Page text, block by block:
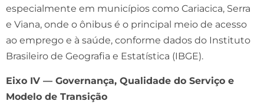
especialmente em municípios como Cariacica, Serra
e Viana, onde o ônibus é o principal meio de acesso
ao emprego e à saúde, conforme dados do Instituto
Brasileiro de Geografia e Estatística (IBGE).
Eixo IV — Governança, Qualidade do Serviço e
Modelo de Transição